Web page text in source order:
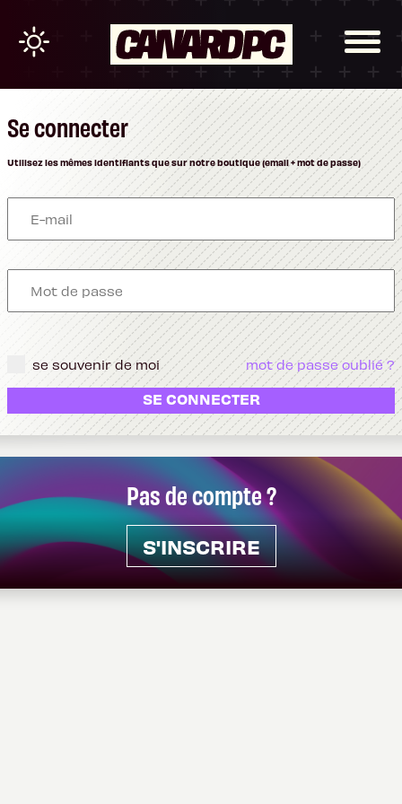
Pas de compte ?
S'INSCRIRE
Se connecter
Utilisez les mêmes identifiants que sur notre boutique (email + mot de passe)
se souvenir de moi mot de passe oublié ?
SE CONNECTER